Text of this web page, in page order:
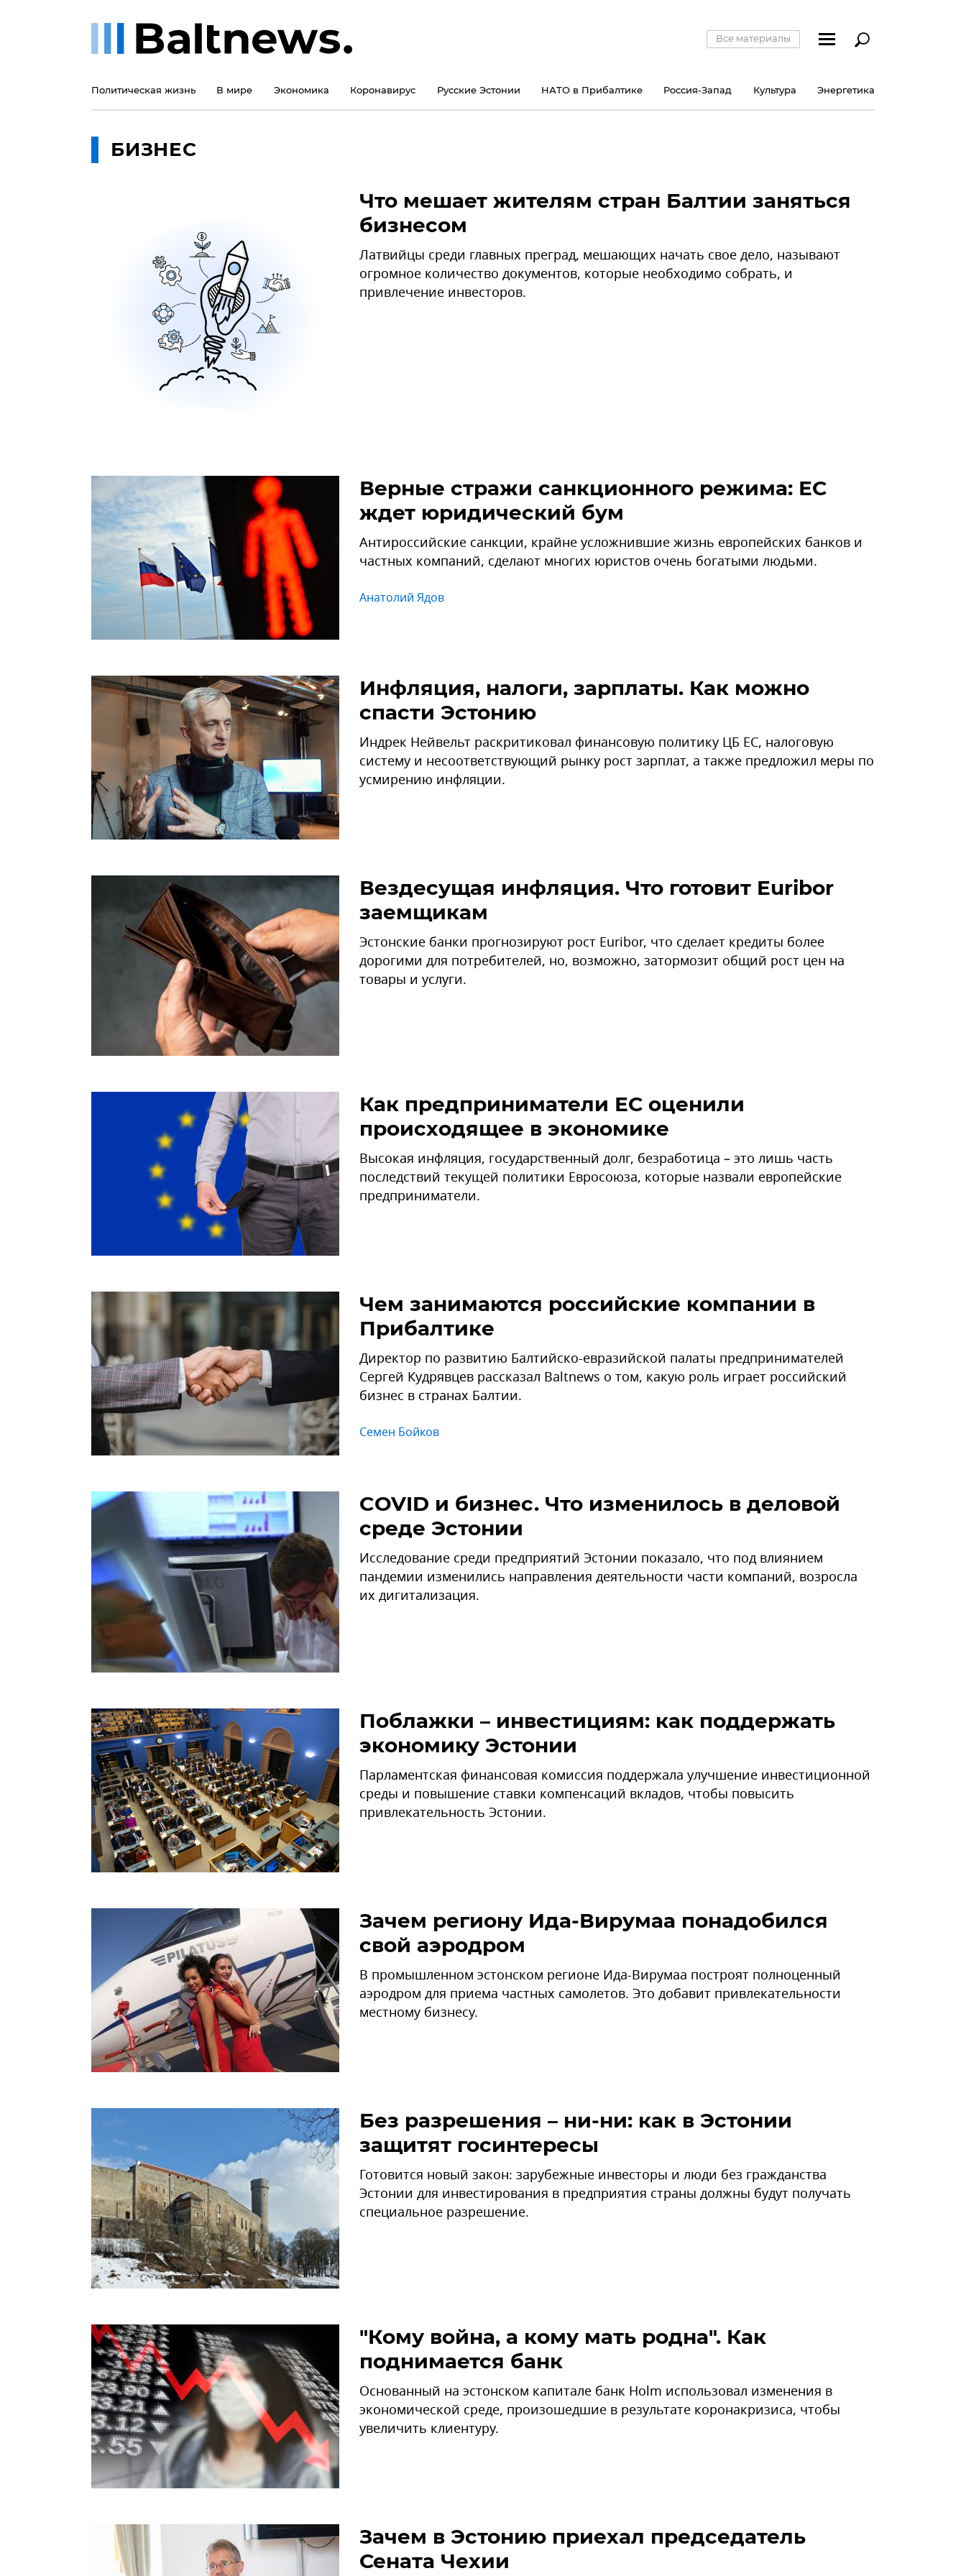
Все материалы
Политическая жизнь В мире Экономика Коронавирус Русские Эстонии НАТО в Прибалтике Россия-Запад Культура Энергетика
БИЗНЕС
Что мешает жителям стран Балтии заняться
бизнесом
Латвийцы среди главных преград, мешающих начать свое дело, называют
огромное количество документов, которые необходимо собрать, и
привлечение инвесторов.
Верные стражи санкционного режима: ЕС
ждет юридический бум
Антироссийские санкции, крайне усложнившие жизнь европейских банков и
частных компаний, сделают многих юристов очень богатыми людьми.
Анатолий Ядов
Инфляция, налоги, зарплаты. Как можно
спасти Эстонию
Индрек Нейвельт раскритиковал финансовую политику ЦБ ЕС, налоговую
систему и несоответствующий рынку рост зарплат, а также предложил меры по
усмирению инфляции.
Вездесущая инфляция. Что готовит Euribor
заемщикам
Эстонские банки прогнозируют рост Euribor, что сделает кредиты более
дорогими для потребителей, но, возможно, затормозит общий рост цен на
товары и услуги.
Как предприниматели ЕС оценили
происходящее в экономике
Высокая инфляция, государственный долг, безработица – это лишь часть
последствий текущей политики Евросоюза, которые назвали европейские
предприниматели.
Чем занимаются российские компании в
Прибалтике
Директор по развитию Балтийско-евразийской палаты предпринимателей
Сергей Кудрявцев рассказал Baltnews о том, какую роль играет российский
бизнес в странах Балтии.
Семен Бойков
COVID и бизнес. Что изменилось в деловой
среде Эстонии
Исследование среди предприятий Эстонии показало, что под влиянием
пандемии изменились направления деятельности части компаний, возросла
их дигитализация.
Поблажки – инвестициям: как поддержать
экономику Эстонии
Парламентская финансовая комиссия поддержала улучшение инвестиционной
среды и повышение ставки компенсаций вкладов, чтобы повысить
привлекательность Эстонии.
Зачем региону Ида-Вирумаа понадобился
свой аэродром
В промышленном эстонском регионе Ида-Вирумаа построят полноценный
аэродром для приема частных самолетов. Это добавит привлекательности
местному бизнесу.
Без разрешения – ни-ни: как в Эстонии
защитят госинтересы
Готовится новый закон: зарубежные инвесторы и люди без гражданства
Эстонии для инвестирования в предприятия страны должны будут получать
специальное разрешение.
"Кому война, а кому мать родна". Как
поднимается банк
Основанный на эстонском капитале банк Holm использовал изменения в
экономической среде, произошедшие в результате коронакризиса, чтобы
увеличить клиентуру.
Зачем в Эстонию приехал председатель
Сената Чехии